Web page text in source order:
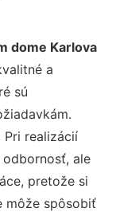
dome Karlova
a
sú
Pri realizácií
ale
pretože si
môže spôsobiť